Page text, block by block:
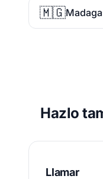
🇲🇬
Hazlo
Llamar